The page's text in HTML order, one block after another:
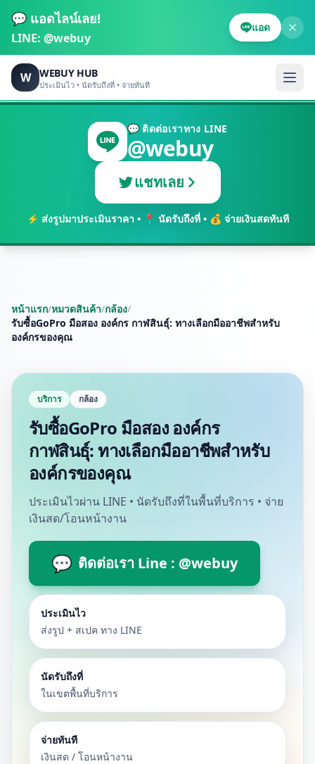
💬 แอดไลน์เลย!
LINE: @webuy
แอด
W WEBUY HUB
ประเมินไว • นัดรับถึงที่ • จ่ายทันที
💬 ติดต่อเราทาง LINE
@webuy
แชทเลย
⚡ ส่งรูปมาประเมินราคา • 📍 นัดรับถึงที่ • 💰 จ่ายเงินสดทันที
หน้าแรก/หมวดสินค้า/กล้อง/
รับซื้อGoPro มือสอง องค์กร กาฬสินธุ์: ทางเลือกมืออาชีพสำหรับ
องค์กรของคุณ
บริการ กล้อง
รับซื้อGoPro มือสอง องค์กร
กาฬสินธุ์: ทางเลือกมืออาชีพสำหรับ
องค์กรของคุณ
ประเมินไวผ่าน LINE • นัดรับถึงที่ในพื้นที่บริการ • จ่าย
เงินสด/โอนหน้างาน
💬 ติดต่อเรา Line : @webuy
ประเมินไว
ส่งรูป + สเปค ทาง LINE
นัดรับถึงที่
ในเขตพื้นที่บริการ
จ่ายทันที
เงินสด / โอนหน้างาน